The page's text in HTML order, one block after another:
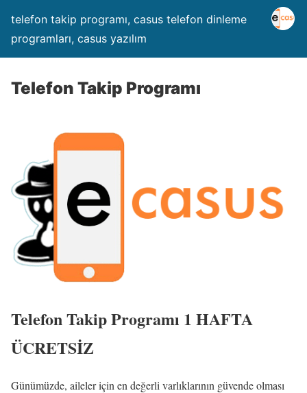
telefon takip programı, casus telefon dinleme
programları, casus yazılım
Telefon Takip Programı
Telefon Takip Programı 1 HAFTA
ÜCRETSİZ
Günümüzde, aileler için en değerli varlıklarının güvende olması